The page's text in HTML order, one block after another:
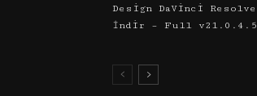
Design DaVinci Resolve
İndir – Full v21.0.4.5